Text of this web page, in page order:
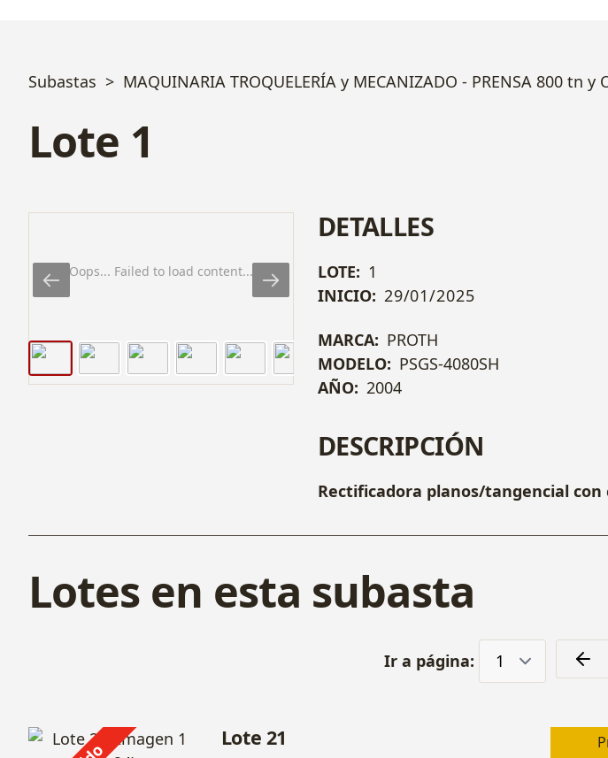
Subastas MAQUINARIA TROQUELERÍA y MECANIZADO - PRENSA 800 tn y
Lote 1
Oops... Failed to load content...
DETALLES
LOTE: 1
INICIO: 29/01/2025
MARCA: PROTH
MODELO: PSGS-4080SH
AÑO: 2004
DESCRIPCIÓN
Rectificadora planos/tangencial con
Lotes en esta subasta
Ir a página:
Lote 21